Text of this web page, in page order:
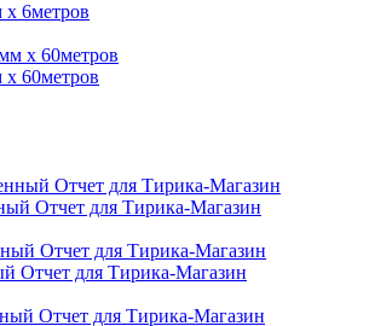
х 6метров
х 60метров
Отчет для Тирика-Магазин
Отчет для Тирика-Магазин